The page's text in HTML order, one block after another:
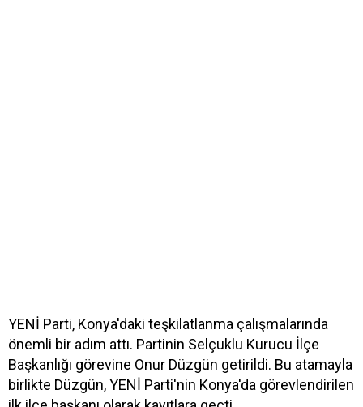
YENİ Parti, Konya'daki teşkilatlanma çalışmalarında
önemli bir adım attı. Partinin Selçuklu Kurucu İlçe
Başkanlığı görevine Onur Düzgün getirildi. Bu atamayla
birlikte Düzgün, YENİ Parti'nin Konya'da görevlendirilen